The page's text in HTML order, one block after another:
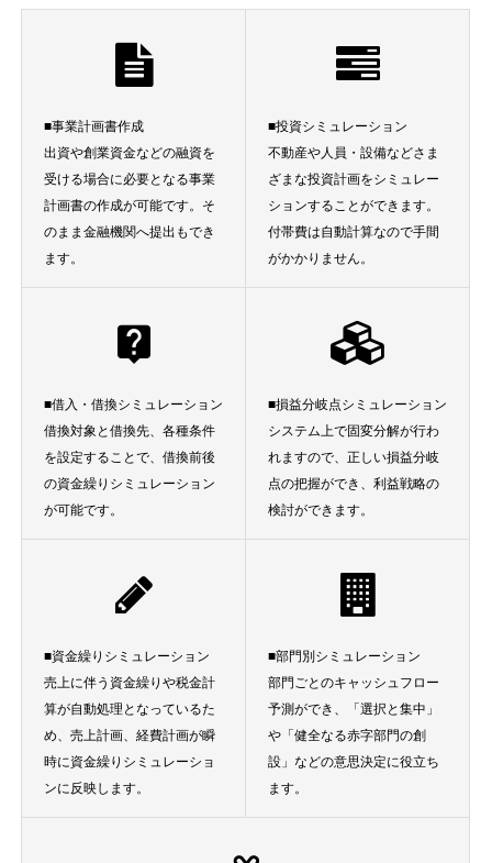
■事業計画書作成
出資や創業資金などの融資を
受ける場合に必要となる事業
計画書の作成が可能です。そ
のまま金融機関へ提出もでき
ます。
■投資シミュレーション
不動産や人員・設備などさま
ざまな投資計画をシミュレー
ションすることができます。
付帯費は自動計算なので手間
がかかりません。
■借入・借換シミュレーション
借換対象と借換先、各種条件
を設定することで、借換前後
の資金繰りシミュレーション
が可能です。
■損益分岐点シミュレーション
システム上で固変分解が行わ
れますので、正しい損益分岐
点の把握ができ、利益戦略の
検討ができます。
■資金繰りシミュレーション
売上に伴う資金繰りや税金計
算が自動処理となっているた
め、売上計画、経費計画が瞬
時に資金繰りシミュレーショ
ンに反映します。
■部門別シミュレーション
部門ごとのキャッシュフロー
予測ができ、「選択と集中」
や「健全なる赤字部門の創
設」などの意思決定に役立ち
ます。